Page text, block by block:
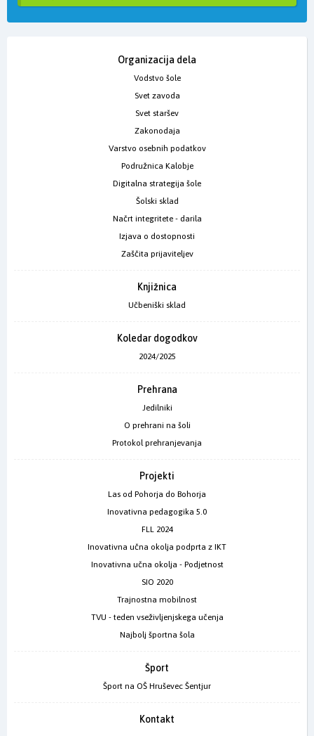
Organizacija dela
Vodstvo šole
Svet zavoda
Svet staršev
Zakonodaja
Varstvo osebnih podatkov
Podružnica Kalobje
Digitalna strategija šole
Šolski sklad
Načrt integritete - darila
Izjava o dostopnosti
Zaščita prijaviteljev
Knjižnica
Učbeniški sklad
Koledar dogodkov
2024/2025
Prehrana
Jedilniki
O prehrani na šoli
Protokol prehranjevanja
Projekti
Las od Pohorja do Bohorja
Inovativna pedagogika 5.0
FLL 2024
Inovativna učna okolja podprta z IKT
Inovativna učna okolja - Podjetnost
SIO 2020
Trajnostna mobilnost
TVU - teden vseživljenjskega učenja
Najbolj športna šola
Šport
Šport na OŠ Hruševec Šentjur
Kontakt